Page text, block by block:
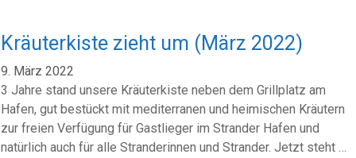
Kräuterkiste zieht um (März 2022)
9. März 2022
3 Jahre stand unsere Kräuterkiste neben dem Grillplatz am
Hafen, gut bestückt mit mediterranen und heimischen Kräutern
zur freien Verfügung für Gastlieger im Strander Hafen und
natürlich auch für alle Stranderinnen und Strander. Jetzt steht …